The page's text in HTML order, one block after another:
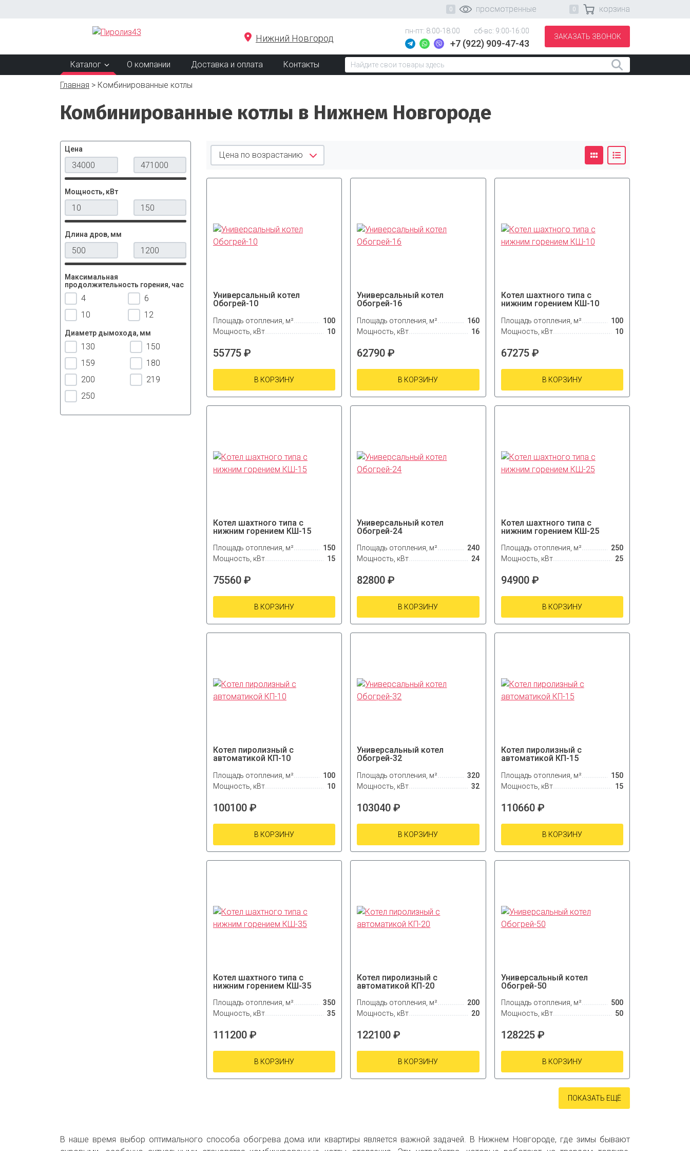
просмотренные корзина
Нижний Новгород
пн-пт: 8:00-18:00 сб-вс: 9:00-16:00
+7 (922) 909-47-43
ЗАКАЗАТЬ ЗВОНОК
Каталог О компании Доставка и оплата Контакты
Главная Комбинированные котлы
Комбинированные котлы в Нижнем Новгороде
Цена
Мощность, кВт
Длина дров, мм
Максимальная
продолжительность горения, час
4
6
10
12
Диаметр дымохода, мм
130
150
159
180
200
219
250
Универсальный котел
Обогрей-10
Площадь отопления, м²
100
Мощность, кВт
10
55775 ₽
В КОРЗИНУ
Универсальный котел
Обогрей-16
Площадь отопления, м²
160
Мощность, кВт
16
62790 ₽
В КОРЗИНУ
Котел шахтного типа с
нижним горением КШ-10
Площадь отопления, м²
100
Мощность, кВт
10
67275 ₽
В КОРЗИНУ
Котел шахтного типа с
нижним горением КШ-15
Площадь отопления, м²
150
Мощность, кВт
15
75560 ₽
В КОРЗИНУ
Универсальный котел
Обогрей-24
Площадь отопления, м²
240
Мощность, кВт
24
82800 ₽
В КОРЗИНУ
Котел шахтного типа с
нижним горением КШ-25
Площадь отопления, м²
250
Мощность, кВт
25
94900 ₽
В КОРЗИНУ
Котел пиролизный с
автоматикой КП-10
Площадь отопления, м²
100
Мощность, кВт
10
100100 ₽
В КОРЗИНУ
Универсальный котел
Обогрей-32
Площадь отопления, м²
320
Мощность, кВт
32
103040 ₽
В КОРЗИНУ
Котел пиролизный с
автоматикой КП-15
Площадь отопления, м²
150
Мощность, кВт
15
110660 ₽
В КОРЗИНУ
Котел шахтного типа с
нижним горением КШ-35
Площадь отопления, м²
350
Мощность, кВт
35
111200 ₽
В КОРЗИНУ
Котел пиролизный с
автоматикой КП-20
Площадь отопления, м²
200
Мощность, кВт
20
122100 ₽
В КОРЗИНУ
Универсальный котел
Обогрей-50
Площадь отопления, м²
500
Мощность, кВт
50
128225 ₽
В КОРЗИНУ
ПОКАЗАТЬ ЕЩЁ
В наше время выбор оптимального способа обогрева дома или квартиры является важной задачей. В Нижнем Новгороде, где зимы бывают